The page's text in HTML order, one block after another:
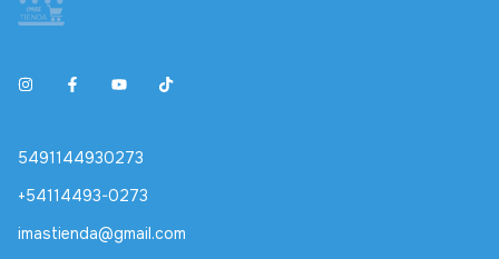
5491144930273
+54114493-0273
imastienda@gmail.com